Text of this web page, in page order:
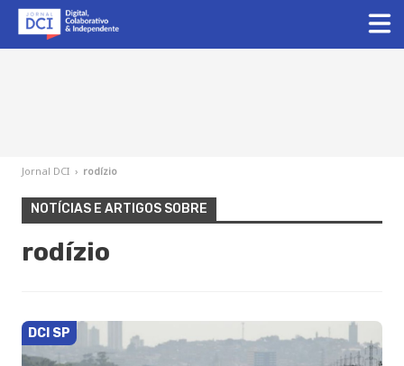
Jornal DCI › rodízio
NOTÍCIAS E ARTIGOS SOBRE
rodízio
DCI SP